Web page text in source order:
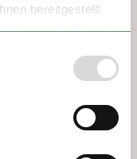
bereitgestellt
der Dienste